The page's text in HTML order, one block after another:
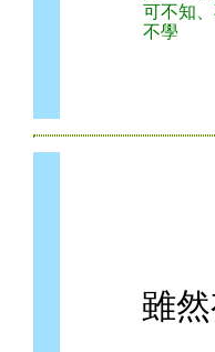
可不知
不學
雖然有